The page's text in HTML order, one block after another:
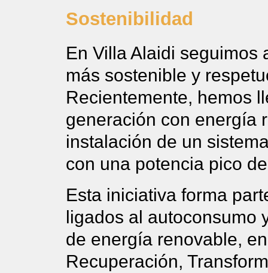
Sostenibilidad
En Villa Alaidi seguimos
más sostenible y
Recientemente, hemos
generación con energía
instalación de un
con una potencia pico
Esta iniciativa forma
ligados al autoconsumo
de energía renovable,
Recuperación,